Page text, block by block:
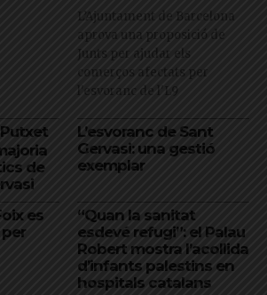
L’Ajuntament de Barcelona
aprova una proposició de
Junts per ajudar els
comerços afectats per
l'esvoranc de l'L9
de
L’esvoranc de Sant
Gervasi: una gestió
exemplar
es
“Quan la sanitat
esdevé refugi”: el Palau
Robert mostra l’acollida
d’infants palestins en
hospitals catalans